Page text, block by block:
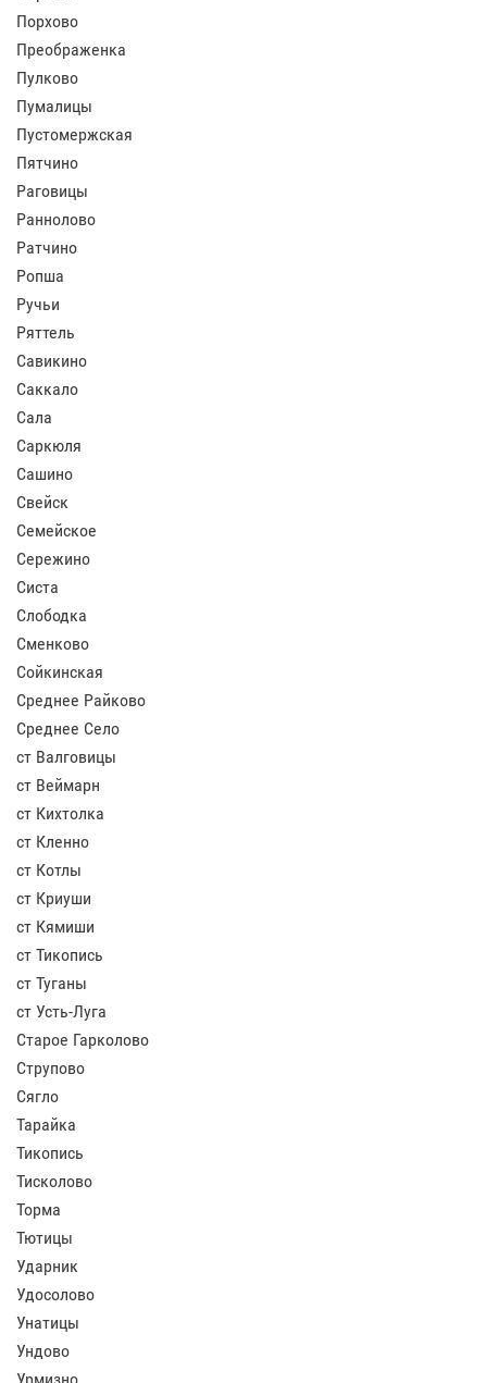
Порхово
Преображенка
Пулково
Пумалицы
Пустомержская
Пятчино
Раговицы
Раннолово
Ратчино
Ропша
Ручьи
Ряттель
Савикино
Саккало
Сала
Саркюля
Сашино
Свейск
Семейское
Сережино
Систа
Слободка
Сменково
Сойкинская
Среднее Райково
Среднее Село
ст Валговицы
ст Веймарн
ст Кихтолка
ст Кленно
ст Котлы
ст Криуши
ст Кямиши
ст Тикопись
ст Туганы
ст Усть-Луга
Старое Гарколово
Струпово
Сягло
Тарайка
Тикопись
Тисколово
Торма
Тютицы
Ударник
Удосолово
Унатицы
Ундово